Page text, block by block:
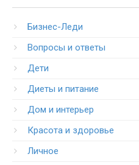
Бизнес-Леди
Вопросы и ответы
Дети
Диеты и питание
Дом и интерьер
Красота и здоровье
Личное